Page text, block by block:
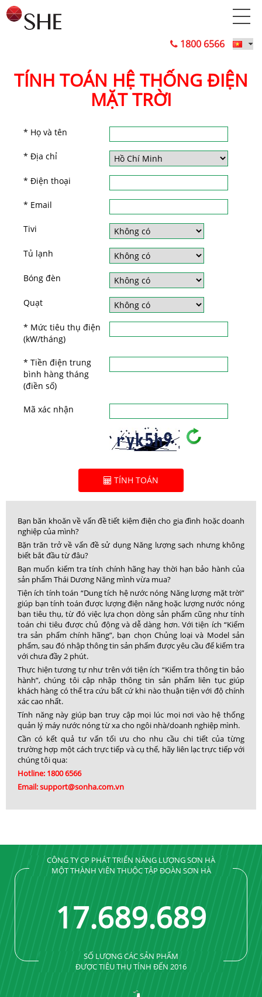
1800 6566
TÍNH TOÁN HỆ THỐNG ĐIỆN
MẶT TRỜI
* Họ và tên
* Địa chỉ
* Điện thoại
* Email
Tivi
Tủ lạnh
Bóng đèn
Quạt
* Mức tiêu thụ điện
(kW/tháng)
* Tiền điện trung
bình hàng tháng
(điền số)
Mã xác nhận
TÍNH TOÁN
Bạn băn khoăn về vấn đề tiết kiệm điện cho gia đình hoặc doanh
nghiệp của mình?
Bặn trăn trở về vấn đề sử dụng Năng lượng sạch nhưng không
biết bắt đầu từ đâu?
Bạn muốn kiểm tra tính chính hãng hay thời hạn bảo hành của
sản phẩm Thái Dương Năng mình vừa mua?
Tiện ích tính toán “Dung tích hệ nước nóng Năng lượng mặt trời”
giúp bạn tính toán được lượng điện năng hoặc lượng nước nóng
bạn tiêu thụ, từ đó việc lựa chọn dòng sản phẩm cũng như tính
toán chi tiêu được chủ động và dễ dàng hơn. Với tiện ích “Kiểm
tra sản phẩm chính hãng”, bạn chọn Chủng loại và Model sản
phẩm, sau đó nhập thông tin sản phẩm được yêu cầu để kiểm tra
với chưa đầy 2 phút.
Thực hiện tương tự như trên với tiện ích “Kiểm tra thông tin bảo
hành”, chúng tôi cập nhập thông tin sản phẩm liên tục giúp
khách hàng có thể tra cứu bất cứ khi nào thuận tiện với độ chính
xác cao nhất.
Tính năng này giúp bạn truy cập mọi lúc mọi nơi vào hệ thống
quản lý máy nước nóng từ xa cho ngôi nhà/doanh nghiệp mình.
Cần có kết quả tư vấn tối ưu cho nhu cầu chi tiết của từng
trường hợp một cách trực tiếp và cụ thể, hãy liên lạc trực tiếp với
chúng tôi qua:
Hotline: 1800 6566
Email: support@sonha.com.vn
CÔNG TY CP PHÁT TRIỂN NĂNG LƯỢNG SƠN HÀ
MỘT THÀNH VIÊN THUỘC TẬP ĐOÀN SƠN HÀ
17.689.689
SỐ LƯỢNG CÁC SẢN PHẨM
ĐƯỢC TIÊU THỤ TÍNH ĐẾN 2016